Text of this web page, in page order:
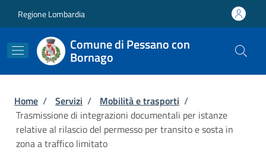
Regione Lombardia
Comune di Pessano con
Bornago
Briciole di pane
Home / Servizi / Mobilità e trasporti /
Trasmissione di integrazioni documentali per istanze
relative al rilascio del permesso per transito e sosta in
zona a traffico limitato